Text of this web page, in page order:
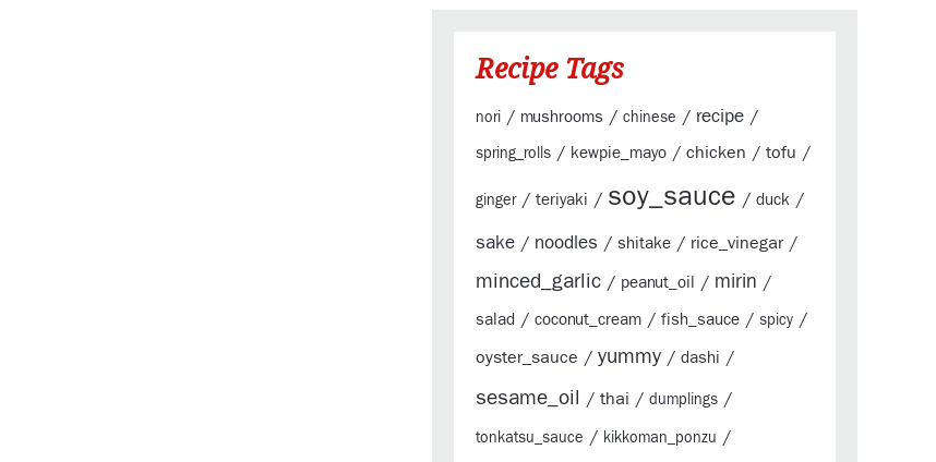
Recipe Tags
nori / mushrooms / chinese / recipe /
spring_rolls / kewpie_mayo / chicken / tofu /
ginger/ teriyaki / soy_sauce / duck /
sake / noodles / shitake / rice_vinegar/
minced_garlic / peanut_oil / mirin /
salad / coconut_cream / fish_sauce / spicy /
oyster_sauce / yummy / dashi /
sesame_oil / thai / dumplings /
tonkatsu_sauce / kikkoman_ponzu /